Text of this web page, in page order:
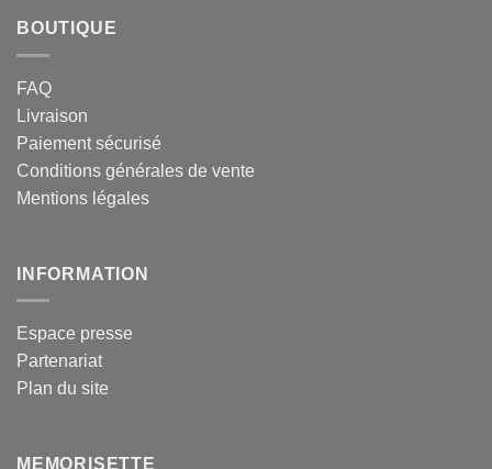
BOUTIQUE
FAQ
Livraison
Paiement sécurisé
Conditions générales de vente
Mentions légales
INFORMATION
Espace presse
Partenariat
Plan du site
MEMORISETTE